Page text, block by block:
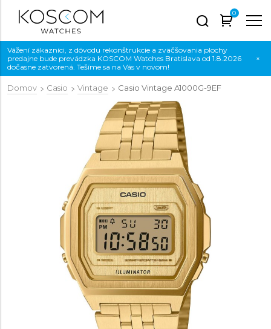
0
Vážení zákazníci, z dôvodu rekonštrukcie a zväčšovania plochy
predajne bude prevádzka KOSCOM Watches Bratislava od 1.8.2026
dočasne zatvorená. Tešíme sa na Vás v novom!
×
Domov Casio Vintage Casio Vintage A1000G-9EF